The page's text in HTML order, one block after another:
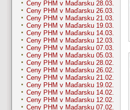
Ceny PHM v Maďarsku 28.03.
Ceny PHM v Maďarsku 26.03.
Ceny PHM v Maďarsku 21.03.
Ceny PHM v Maďarsku 19.03.
Ceny PHM v Maďarsku 14.03.
Ceny PHM v Maďarsku 12.03.
Ceny PHM v Maďarsku 07.03.
Ceny PHM v Maďarsku 05.03.
Ceny PHM v Maďarsku 28.02.
Ceny PHM v Maďarsku 26.02.
Ceny PHM v Maďarsku 21.02.
Ceny PHM v Maďarsku 19.02.
Ceny PHM v Maďarsku 14.02.
Ceny PHM v Maďarsku 12.02.
Ceny PHM v Maďarsku 07.02.